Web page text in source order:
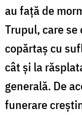
au față de
Trupul, care
copărtaș cu
cât și la
generală. De
funerare